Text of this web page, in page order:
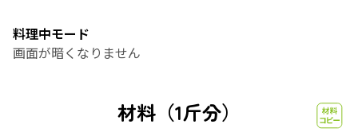
料理中モード
画面が暗くなりません
材料（1斤分）